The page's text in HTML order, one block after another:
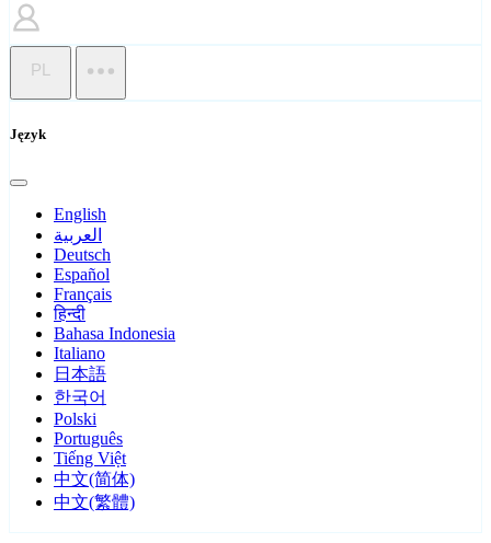
PL
Język
English
العربية
Deutsch
Español
Français
हिन्दी
Bahasa Indonesia
Italiano
日本語
한국어
Polski
Português
Tiếng Việt
中文(简体)
中文(繁體)